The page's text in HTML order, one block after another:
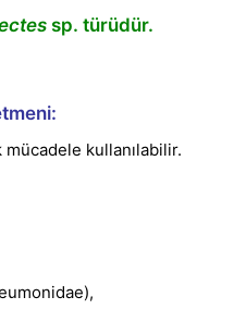
sp. türüdür.
kullanılabilir.